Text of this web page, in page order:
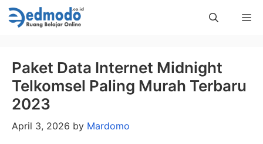
Skip
to
Paket Data Internet Midnight
Telkomsel Paling Murah Terbaru
2023
April 3, 2026 by Mardomo